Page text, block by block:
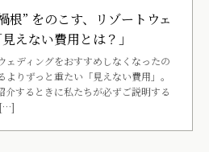
根” をのこす、リゾートウェ
えない費用とは？」
ェディングをおすすめしなくなったの
りずっと重たい「見えない費用」。
介するときに私たちが必ずご説明する
[…]